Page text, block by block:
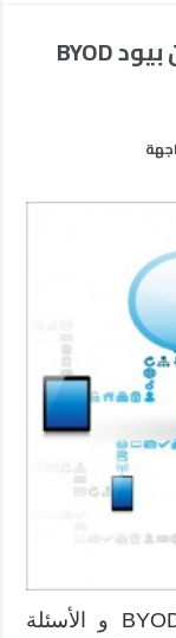
3 مفاتيح أساسية للاستفادة من بيود BYOD
تحدثنا في موضوع سابق عن بيود BYOD و الأسئلة